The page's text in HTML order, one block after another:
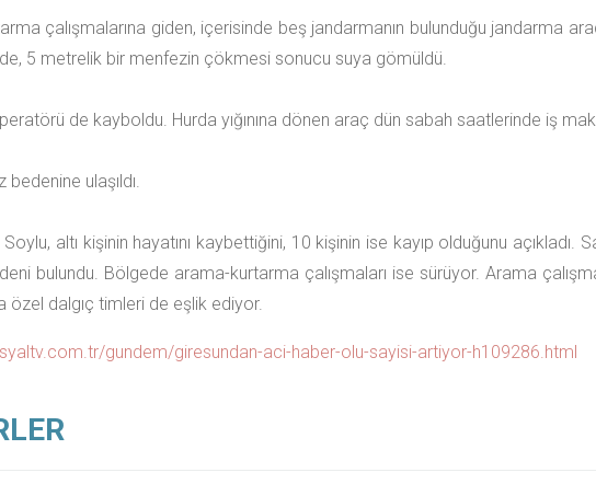
çalışmalarına giden, içerisinde beş jandarmanın bulunduğu jandarma
5 metrelik bir menfezin çökmesi sonucu suya gömüldü.
de kayboldu. Hurda yığınına dönen araç dün sabah saatlerinde iş
bedenine ulaşıldı.
altı kişinin hayatını kaybettiğini, 10 kişinin ise kayıp olduğunu açıkladı.
bulundu. Bölgede arama-kurtarma çalışmaları ise sürüyor. Arama
özel dalgıç timleri de eşlik ediyor.
gundem/giresundan-aci-haber-olu-sayisi-artiyor-h109286.html